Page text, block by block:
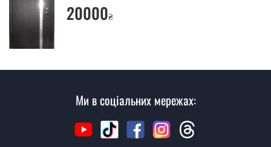
згідно з чергою, у всі дні крім неділі.
Скільки коштує установка дверей
Як швидко можете встановити двері
Гордон фанера?
У той самий день протягом кількох годин, за умови
20000₴
Ми в соціальних мережах: